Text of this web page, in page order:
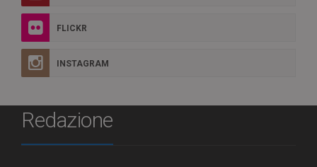
FLICKR
INSTAGRAM
Redazione